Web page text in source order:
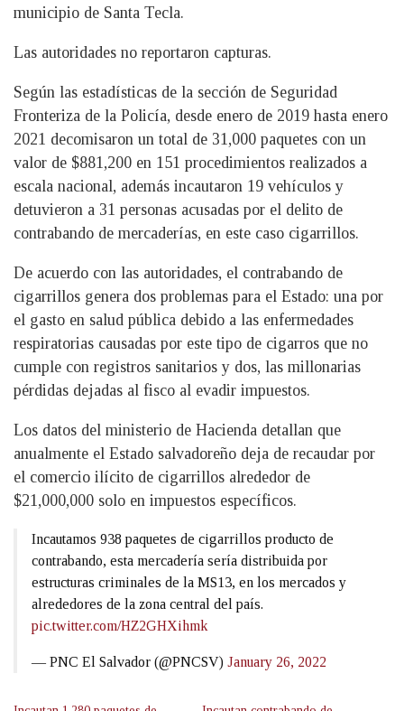
municipio de Santa Tecla.
Las autoridades no reportaron capturas.
Según las estadísticas de la sección de Seguridad
Fronteriza de la Policía, desde enero de 2019 hasta enero
2021 decomisaron un total de 31,000 paquetes con un
valor de $881,200 en 151 procedimientos realizados a
escala nacional, además incautaron 19 vehículos y
detuvieron a 31 personas acusadas por el delito de
contrabando de mercaderías, en este caso cigarrillos.
De acuerdo con las autoridades, el contrabando de
cigarrillos genera dos problemas para el Estado: una por
el gasto en salud pública debido a las enfermedades
respiratorias causadas por este tipo de cigarros que no
cumple con registros sanitarios y dos, las millonarias
pérdidas dejadas al fisco al evadir impuestos.
Los datos del ministerio de Hacienda detallan que
anualmente el Estado salvadoreño deja de recaudar por
el comercio ilícito de cigarrillos alrededor de
$21,000,000 solo en impuestos específicos.
Incautamos 938 paquetes de cigarrillos producto de
contrabando, esta mercadería sería distribuida por
estructuras criminales de la MS13, en los mercados y
alrededores de la zona central del país.
pic.twitter.com/HZ2GHXihmk
— PNC El Salvador (@PNCSV) January 26, 2022